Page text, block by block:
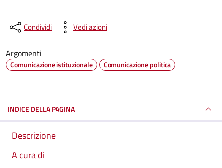
Condividi Vedi azioni
Argomenti
Comunicazione istituzionale Comunicazione politica
INDICE DELLA PAGINA
Descrizione
A cura di